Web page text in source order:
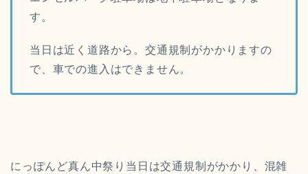
す。
当日は近く道路から。交通規制がかかりますの
で、車での進入はできません。
にっぽんど真ん中祭り当日は交通規制がかかり、混雑